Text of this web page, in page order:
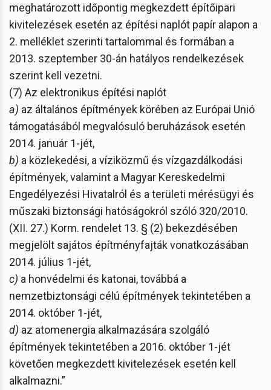
meghatározott időpontig megkezdett építőipari
kivitelezések esetén az építési naplót papír alapon a
2. melléklet szerinti tartalommal és formában a
2013. szeptember 30-án hatályos rendelkezések
szerint kell vezetni.
(7) Az elektronikus építési naplót
a) az általános építmények körében az Európai Unió
támogatásából megvalósuló beruházások esetén
2014. január 1-jét,
b) a közlekedési, a víziközmű és vízgazdálkodási
építmények, valamint a Magyar Kereskedelmi
Engedélyezési Hivatalról és a területi mérésügyi és
műszaki biztonsági hatóságokról szóló 320/2010.
(XII. 27.) Korm. rendelet 13. § (2) bekezdésében
megjelölt sajátos építményfajták vonatkozásában
2014. július 1-jét,
c) a honvédelmi és katonai, továbbá a
nemzetbiztonsági célú építmények tekintetében a
2014. október 1-jét,
d) az atomenergia alkalmazására szolgáló
építmények tekintetében a 2016. október 1-jét
követően megkezdett kivitelezések esetén kell
alkalmazni.”